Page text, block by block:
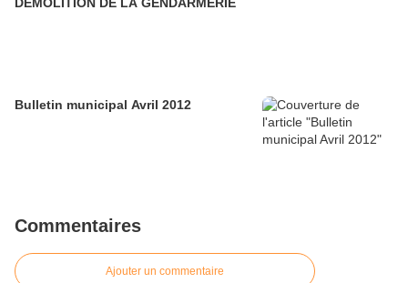
Bulletin municipal Avril 2012
Commentaires
Ajouter un commentaire